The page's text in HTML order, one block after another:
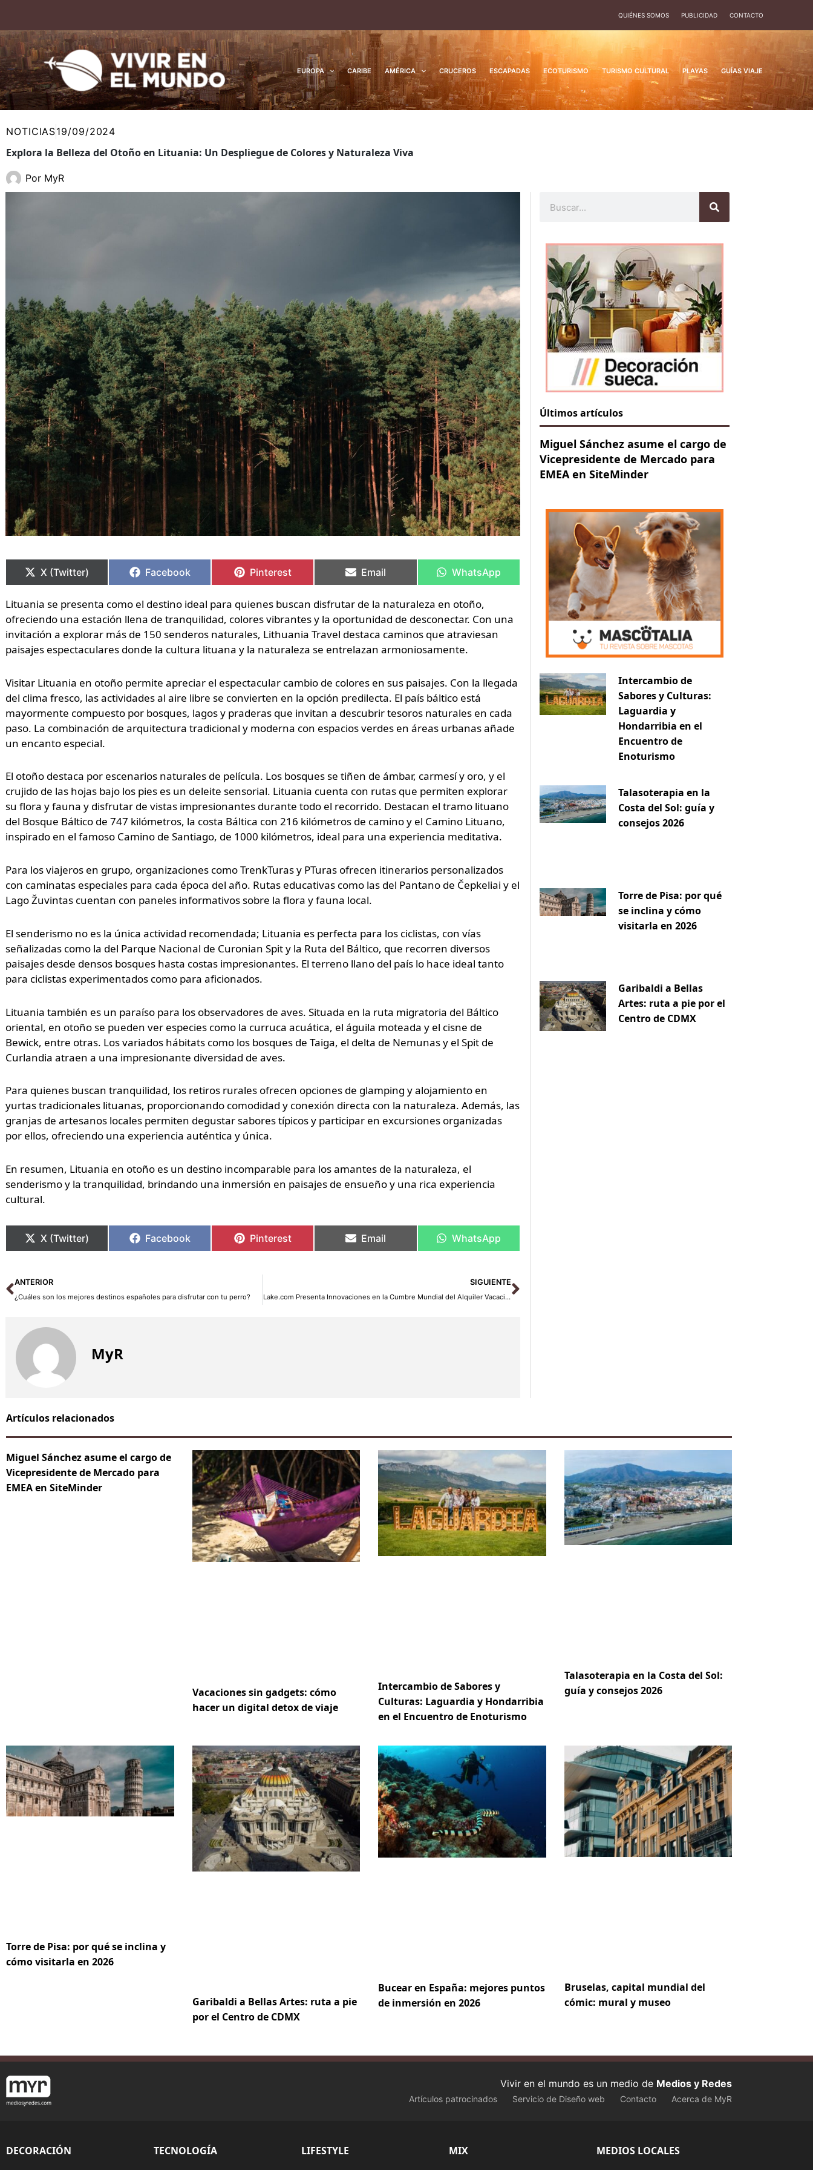
contenido
QUIÉNES SOMOS PUBLICIDAD CONTACTO
EUROPA CARIBE AMÉRICA CRUCEROS ESCAPADAS ECOTURISMO TURISMO CULTURAL PLAYAS GUÍAS VIAJE
NOTICIAS19/09/2024
Explora la Belleza del Otoño en Lituania: Un Despliegue de Colores y Naturaleza Viva
Por MyR
en
X (Twitter)
en
Facebook
en
Pinterest
en
Email
en
WhatsApp
Lituania se presenta como el destino ideal para quienes buscan disfrutar de la naturaleza en otoño,
ofreciendo una estación llena de tranquilidad, colores vibrantes y la oportunidad de desconectar. Con una
invitación a explorar más de 150 senderos naturales, Lithuania Travel destaca caminos que atraviesan
paisajes espectaculares donde la cultura lituana y la naturaleza se entrelazan armoniosamente.
Visitar Lituania en otoño permite apreciar el espectacular cambio de colores en sus paisajes. Con la llegada
del clima fresco, las actividades al aire libre se convierten en la opción predilecta. El país báltico está
mayormente compuesto por bosques, lagos y praderas que invitan a descubrir tesoros naturales en cada
paso. La combinación de arquitectura tradicional y moderna con espacios verdes en áreas urbanas añade
un encanto especial.
El otoño destaca por escenarios naturales de película. Los bosques se tiñen de ámbar, carmesí y oro, y el
crujido de las hojas bajo los pies es un deleite sensorial. Lituania cuenta con rutas que permiten explorar
su flora y fauna y disfrutar de vistas impresionantes durante todo el recorrido. Destacan el tramo lituano
del Bosque Báltico de 747 kilómetros, la costa Báltica con 216 kilómetros de camino y el Camino Lituano,
inspirado en el famoso Camino de Santiago, de 1000 kilómetros, ideal para una experiencia meditativa.
Para los viajeros en grupo, organizaciones como TrenkTuras y PTuras ofrecen itinerarios personalizados
con caminatas especiales para cada época del año. Rutas educativas como las del Pantano de Čepkeliai y el
Lago Žuvintas cuentan con paneles informativos sobre la flora y fauna local.
El senderismo no es la única actividad recomendada; Lituania es perfecta para los ciclistas, con vías
señalizadas como la del Parque Nacional de Curonian Spit y la Ruta del Báltico, que recorren diversos
paisajes desde densos bosques hasta costas impresionantes. El terreno llano del país lo hace ideal tanto
para ciclistas experimentados como para aficionados.
Lituania también es un paraíso para los observadores de aves. Situada en la ruta migratoria del Báltico
oriental, en otoño se pueden ver especies como la curruca acuática, el águila moteada y el cisne de
Bewick, entre otras. Los variados hábitats como los bosques de Taiga, el delta de Nemunas y el Spit de
Curlandia atraen a una impresionante diversidad de aves.
Para quienes buscan tranquilidad, los retiros rurales ofrecen opciones de glamping y alojamiento en
yurtas tradicionales lituanas, proporcionando comodidad y conexión directa con la naturaleza. Además, las
granjas de artesanos locales permiten degustar sabores típicos y participar en excursiones organizadas
por ellos, ofreciendo una experiencia auténtica y única.
En resumen, Lituania en otoño es un destino incomparable para los amantes de la naturaleza, el
senderismo y la tranquilidad, brindando una inmersión en paisajes de ensueño y una rica experiencia
cultural.
en
X (Twitter)
en
Facebook
en
Pinterest
en
Email
en
WhatsApp
Ant
ANTERIOR
¿Cuáles son los mejores destinos españoles para disfrutar con tu perro?
SIGUIENTE
Lake.com Presenta Innovaciones en la Cumbre Mundial del Alquiler Vacacional 2024: Reinventando la Experiencia de Viaje
Siguiente
MyR
Últimos artículos
Miguel Sánchez asume el cargo de
Vicepresidente de Mercado para
EMEA en SiteMinder
Intercambio de
Sabores y Culturas:
Laguardia y
Hondarribia en el
Encuentro de
Enoturismo
Talasoterapia en la
Costa del Sol: guía y
consejos 2026
Torre de Pisa: por qué
se inclina y cómo
visitarla en 2026
Garibaldi a Bellas
Artes: ruta a pie por el
Centro de CDMX
Artículos relacionados
Miguel Sánchez asume el cargo de
Vicepresidente de Mercado para
EMEA en SiteMinder
Vacaciones sin gadgets: cómo
hacer un digital detox de viaje
Intercambio de Sabores y
Culturas: Laguardia y Hondarribia
en el Encuentro de Enoturismo
Talasoterapia en la Costa del Sol:
guía y consejos 2026
Torre de Pisa: por qué se inclina y
cómo visitarla en 2026
Garibaldi a Bellas Artes: ruta a pie
por el Centro de CDMX
Bucear en España: mejores puntos
de inmersión en 2026
Bruselas, capital mundial del
cómic: mural y museo
Vivir en el mundo es un medio de Medios y Redes
Artículos patrocinados Servicio de Diseño web Contacto Acerca de MyR
DECORACIÓN TECNOLOGÍA LIFESTYLE MIX MEDIOS LOCALES